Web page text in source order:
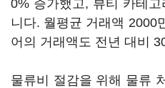
0% 증가했고, 뷰티 카테
니다. 월평균 거래액 2000
어의 거래액도 전년 대비
물류비 절감을 위해 물류